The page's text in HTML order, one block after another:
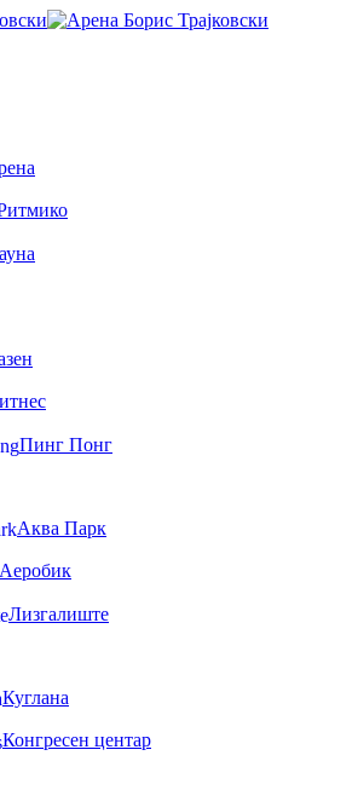
Пинг Понг
Аква Парк
Аеробик
Лизгалиште
Куглана
Конгресен центар